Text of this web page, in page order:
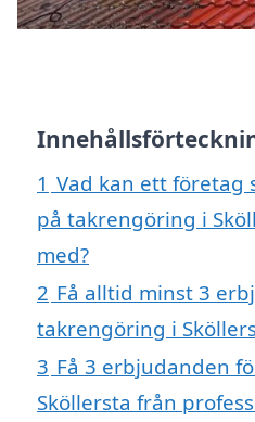
1 Vad kan ett företag
på takrengöring i
med?
2 Få alltid minst 3
takrengöring i
3 Få 3 erbjudanden
Sköllersta från